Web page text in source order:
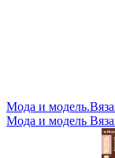
Мода и
Мода и модель